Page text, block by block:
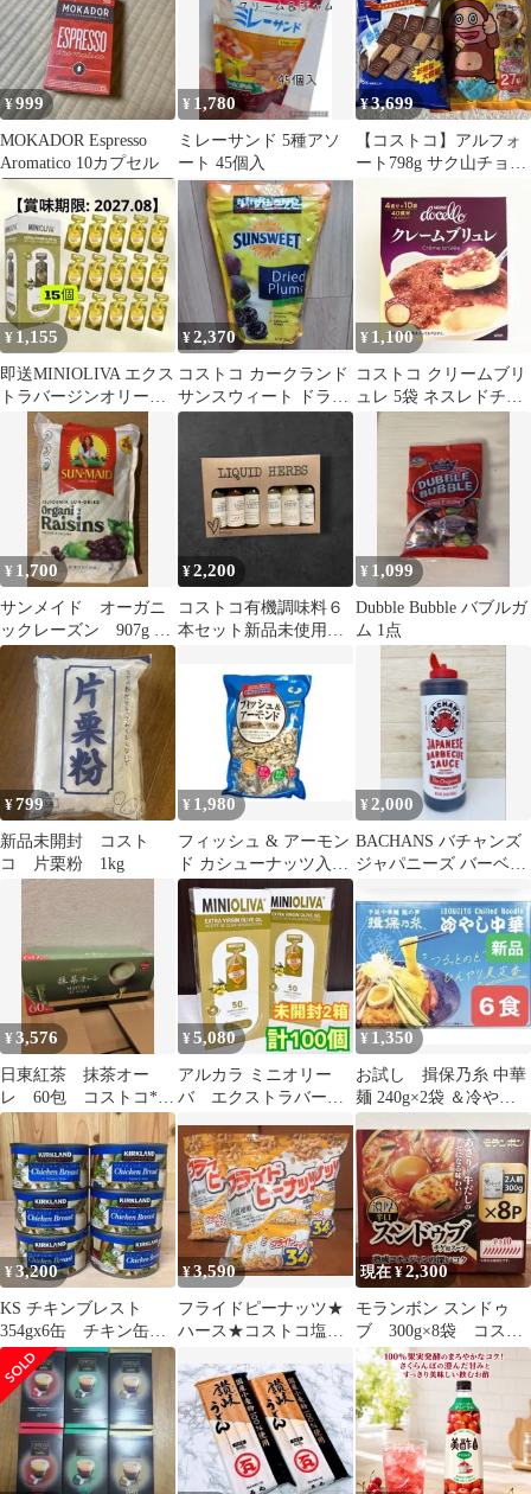
¥999
MOKADOR Espresso
Aromatico 10カプセル
¥ 1,780
ミレーサンド 5種アソ
ート 45個入
¥3,699
【コストコ】アルフォ
ート798g サク山チョコ
¥ 1,155
即送MINIOLIVA エクス
トラバージンオリーブ
オイル 15個 個包装 少
¥2,370
コストコ カークランド
サンスウィート ドライ
プルーン 1.58kg
¥ 1,100
コストコ クリームブリ
ュレ 5袋 ネスレドチェ
ロ 卵不使用
¥ 1,700
サンメイド オーガニ
ックレーズン 907g コ
ストコ
¥2,200
コストコ有機調味料６
本セット新品未使用品♪
ック、バジルなど
¥ 1,099
Dubble Bubble バブルガ
ム 1点
¥799
新品未開封 コスト
コ 片栗粉 1kg
¥ 1,980
フィッシュ & アーモン
ド カシューナッツ入り
420g
¥ 2,000
BACHANS バチャンズ
ジャパニーズ バーベキ
¥3,576
日東紅茶 抹茶オー
レ 60包 コストコ*2
個
¥5,080
アルカラ ミニオリー
バ エクストラバージ
入×2箱 コストコ
¥ 1,350
お試し 揖保乃糸 中華
麺 240g×2袋 ＆冷やし
中華スープ6袋セット
コストコ
¥3,200
KS チキンブレスト
354gx6缶 チキン缶
鶏の水煮 2028年7月14
日
¥3,590
フライドピーナッツ★
ハース★コストコ塩味
袋×3セット
現在 ¥2,300
モランボン スンドゥ
ブ 300g×8袋 コスト
コ 1箱 未開封